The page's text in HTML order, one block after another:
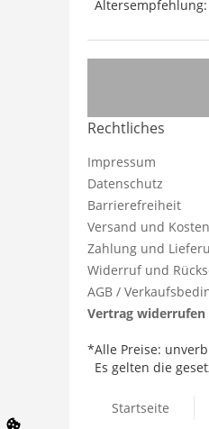
Altersempfehlung:
Rechtliches
Impressum
Datenschutz
Barrierefreiheit
Versand und Kosten
Zahlung und
Widerruf und
AGB /
Vertrag widerrufen
*Alle Preise:
Es gelten die
Startseite